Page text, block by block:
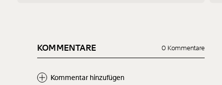
KOMMENTARE 0 Kommentare
Kommentar hinzufügen